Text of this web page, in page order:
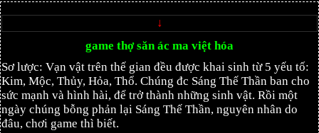
↓
game thợ săn ác ma việt hóa
Sơ lược: Vạn vật trên thế gian đều được khai sinh từ 5 yếu tố:
Kim, Mộc, Thủy, Hỏa, Thổ. Chúng đc Sáng Thế Thần ban cho
sức mạnh và hình hài, để trở thành những sinh vật. Rồi một
ngày chúng bỗng phản lại Sáng Thế Thần, nguyên nhân do
đâu, chơi game thì biết.